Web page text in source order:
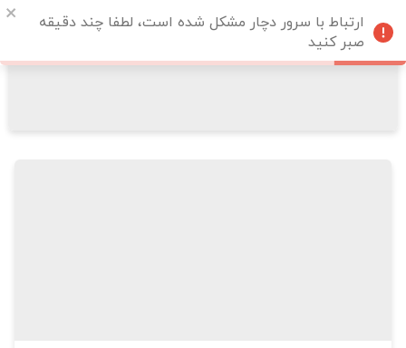
ارتباط با سرور دچار مشکل شده است، لطفا چند دقیقه
صبر کنید